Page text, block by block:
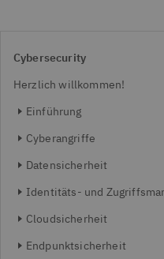
Cybersecurity
Herzlich willkommen!
Einführung
Cyberangriffe
Datensicherheit
Identitäts- und
Cloudsicherheit
Endpunktsicherheit